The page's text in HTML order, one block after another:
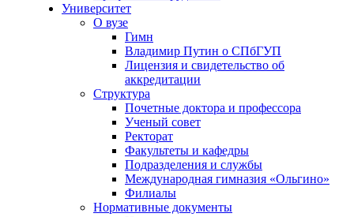
Университет
О вузе
Гимн
Владимир Путин о СПбГУП
Лицензия и свидетельство об
аккредитации
Структура
Почетные доктора и профессора
Ученый совет
Ректорат
Факультеты и кафедры
Подразделения и службы
Международная гимназия «Ольгино»
Филиалы
Нормативные документы